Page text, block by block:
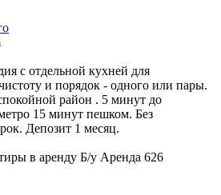
с отдельной кухней для
и порядок - одного или пары.
район . 5 минут до
15 минут пешком. Без
Депозит 1 месяц.
в аренду Б/у Аренда 626